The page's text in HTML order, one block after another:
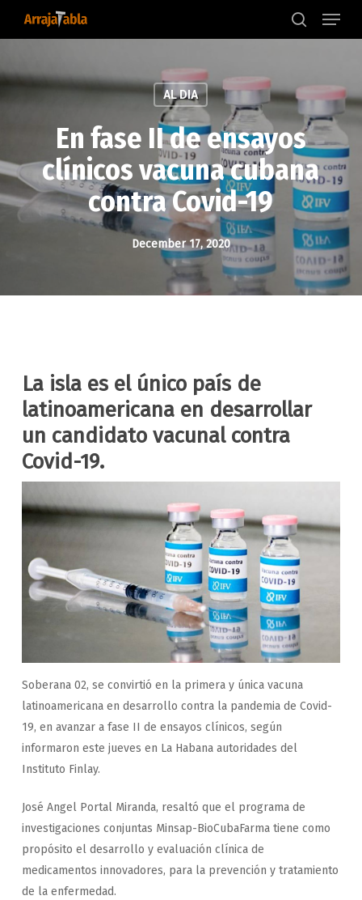
content
search
Menu
AL DIA
En fase II de ensayos
clínicos vacuna cubana
contra Covid-19
December 17, 2020
La isla es el único país de
latinoamericana en desarrollar
un candidato vacunal contra
Covid-19.
Soberana 02, se convirtió en la primera y única vacuna
latinoamericana en desarrollo contra la pandemia de Covid-
19, en avanzar a fase II de ensayos clínicos, según
informaron este jueves en La Habana autoridades del
Instituto Finlay.
José Angel Portal Miranda, resaltó que el programa de
investigaciones conjuntas Minsap-BioCubaFarma tiene como
propósito el desarrollo y evaluación clínica de
medicamentos innovadores, para la prevención y tratamiento
de la enfermedad.